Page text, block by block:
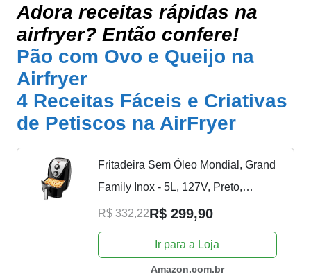
Adora receitas rápidas na
airfryer? Então confere!
Pão com Ovo e Queijo na
Airfryer
4 Receitas Fáceis e Criativas
de Petiscos na AirFryer
Fritadeira Sem Óleo Mondial, Grand
Family Inox - 5L, 127V, Preto,
1900W - AFN-50-BI
R$ 332,22R$ 299,90
Ir para a Loja
Amazon.com.br